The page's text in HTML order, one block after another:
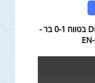
שעון מד לחץ מנומטר Diamond בטווח 0-1 בר -